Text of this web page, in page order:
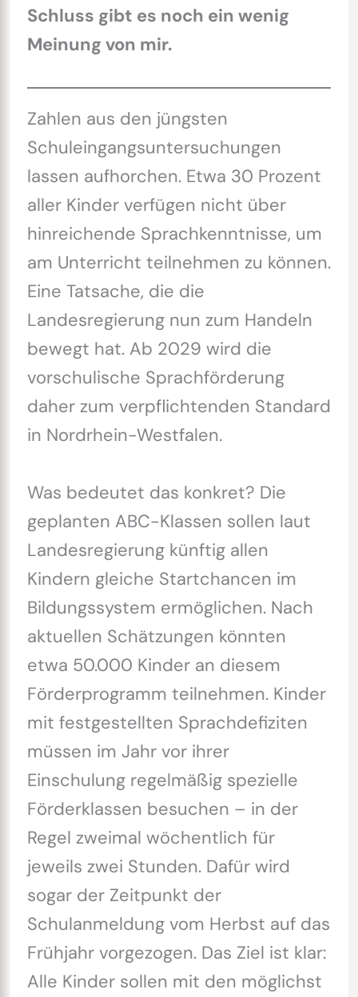
Schluss gibt es noch ein wenig
Meinung von mir.
Zahlen aus den jüngsten
Schuleingangsuntersuchungen
lassen aufhorchen. Etwa 30 Prozent
aller Kinder verfügen nicht über
hinreichende Sprachkenntnisse, um
am Unterricht teilnehmen zu können.
Eine Tatsache, die die
Landesregierung nun zum Handeln
bewegt hat. Ab 2029 wird die
vorschulische Sprachförderung
daher zum verpflichtenden Standard
in Nordrhein-Westfalen.
Was bedeutet das konkret? Die
geplanten ABC-Klassen sollen laut
Landesregierung künftig allen
Kindern gleiche Startchancen im
Bildungssystem ermöglichen. Nach
aktuellen Schätzungen könnten
etwa 50.000 Kinder an diesem
Förderprogramm teilnehmen. Kinder
mit festgestellten Sprachdefiziten
müssen im Jahr vor ihrer
Einschulung regelmäßig spezielle
Förderklassen besuchen – in der
Regel zweimal wöchentlich für
jeweils zwei Stunden. Dafür wird
sogar der Zeitpunkt der
Schulanmeldung vom Herbst auf das
Frühjahr vorgezogen. Das Ziel ist klar:
Alle Kinder sollen mit den möglichst